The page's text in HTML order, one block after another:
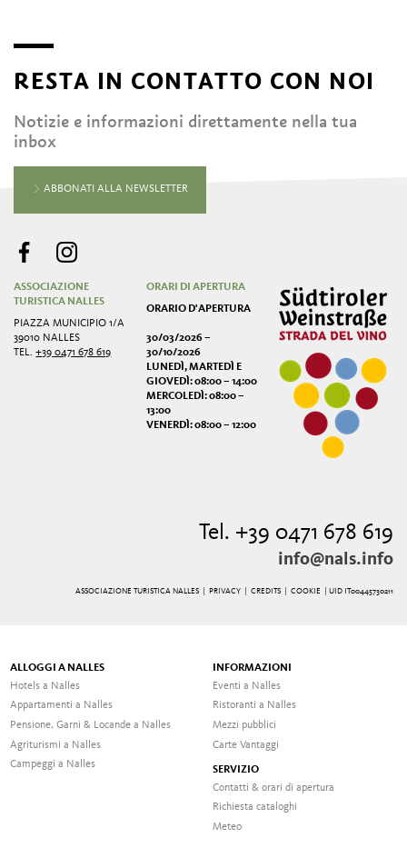
RESTA IN CONTATTO CON NOI
Notizie e informazioni direttamente nella tua
inbox
ABBONATI ALLA NEWSLETTER
ASSOCIAZIONE
TURISTICA NALLES
PIAZZA MUNICIPIO 1/A
39010 NALLES
TEL.+39 0471 678 619
ORARI DI APERTURA
ORARIO D'APERTURA
30/03/2026 –
30/10/2026
LUNEDÌ, MARTEDÌ E
GIOVEDÌ: 08:00 – 14:00
MERCOLEDÌ: 08:00 –
13:00
VENERDÌ: 08:00 – 12:00
Tel. +39 0471 678 619
info@nals.info
ASSOCIAZIONE TURISTICA NALLES | PRIVACY| CREDITS| COOKIE | UID IT00445730211
ALLOGGI A NALLES
Hotels a Nalles
Appartamenti a Nalles
Pensione, Garni & Locande a Nalles
Agriturismi a Nalles
Campeggi a Nalles
INFORMAZIONI
Eventi a Nalles
Ristoranti a Nalles
Mezzi pubblici
Carte Vantaggi
SERVIZIO
Contatti & orari di apertura
Richiesta cataloghi
Meteo